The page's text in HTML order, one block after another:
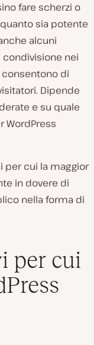
fare scherzi o
sia potente
alcuni
nei
di
Dipende
e su quale
per cui la maggior
in dovere di
nella forma di
per cui